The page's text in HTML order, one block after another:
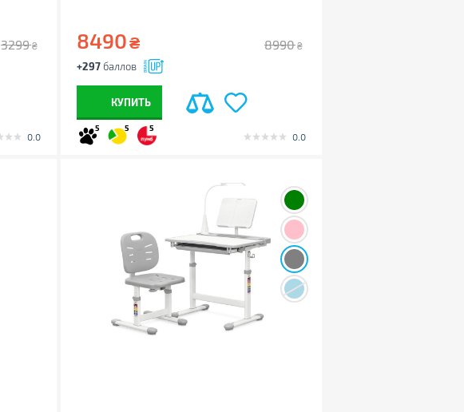
3299 ₴
0.0
8490₴ 8990 ₴
+297 баллов
КУПИТЬ
5 5 5
0.0